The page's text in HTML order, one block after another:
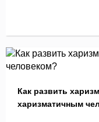
Как развить
харизматичным